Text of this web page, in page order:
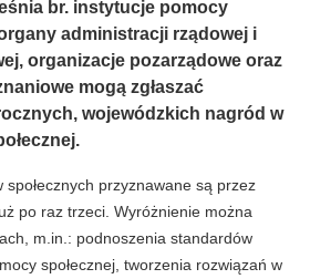
br. instytucje pomocy
administracji rządowej i
organizacje pozarządowe oraz
mogą zgłaszać
wojewódzkich nagród w
przyznawane są przez
po raz trzeci. Wyróżnienie można
m.in.: podnoszenia standardów
społecznej, tworzenia rozwiązań w